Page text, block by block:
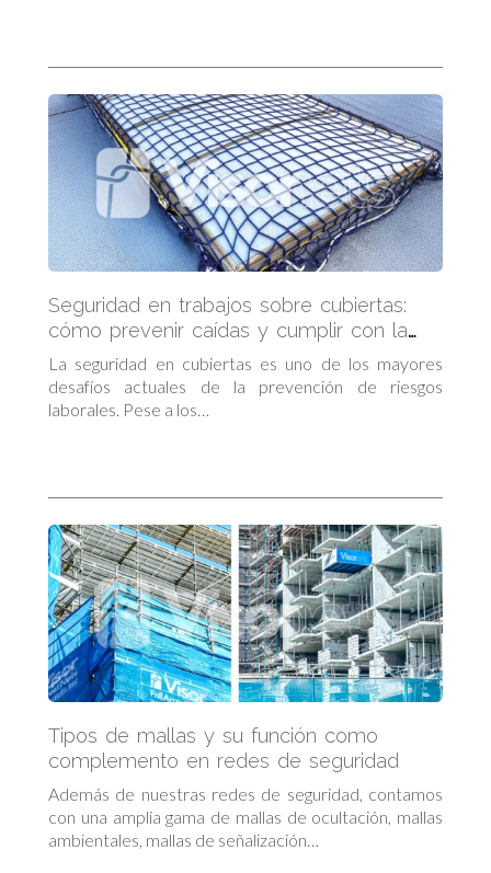
Seguridad en trabajos sobre cubiertas:
cómo prevenir caídas y cumplir con la
normativa
La seguridad en cubiertas es uno de los mayores
desafíos actuales de la prevención de riesgos
laborales. Pese a los…
Tipos de mallas y su función como
complemento en redes de seguridad
Además de nuestras redes de seguridad, contamos
con una amplia gama de mallas de ocultación, mallas
ambientales, mallas de señalización…